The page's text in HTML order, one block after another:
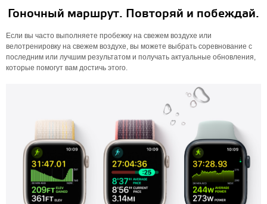
Гоночный маршрут. Повторяй и побеждай.
Если вы часто выполняете пробежку на свежем воздухе или
велотренировку на свежем воздухе, вы можете выбрать соревнование с
последним или лучшим результатом и получать актуальные обновления,
которые помогут вам достичь этого.